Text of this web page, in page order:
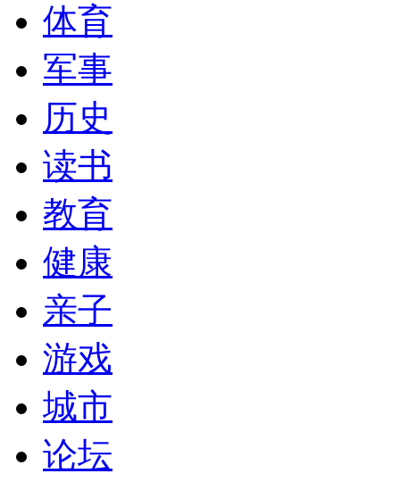
体育
军事
历史
读书
教育
健康
亲子
游戏
城市
论坛